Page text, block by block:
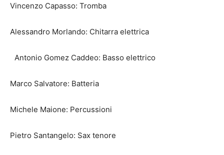
Vincenzo Capasso: Tromba
Alessandro Morlando: Chitarra elettrica
Antonio Gomez Caddeo: Basso elettrico
Marco Salvatore: Batteria
Michele Maione: Percussioni
Pietro Santangelo: Sax tenore